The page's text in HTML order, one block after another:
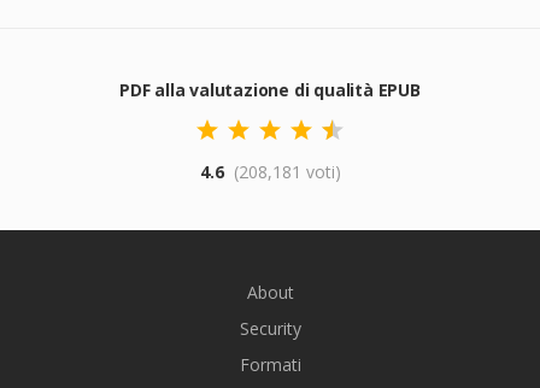
PDF alla valutazione di qualità EPUB
4.6 (208,181 voti)
About
Security
Formati